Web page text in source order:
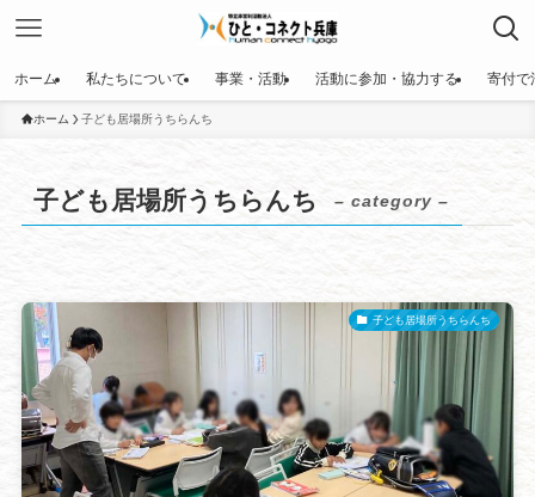
ホーム 私たちについて 事業・活動 活動に参加・協力する 寄付で
ホーム 子ども居場所うちらんち
子ども居場所うちらんち – category –
子ども居場所うちらんち